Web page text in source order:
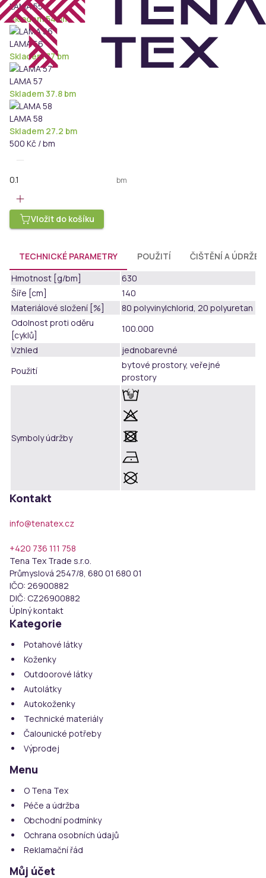
LAMA 55
Skladem 54 bm
LAMA 56
Skladem 77 bm
LAMA 57
Skladem 37.8 bm
LAMA 58
Skladem 27.2 bm
500 Kč / bm
bm
Vložit do košíku
TECHNICKÉ PARAMETRY POUŽITÍ
ČIŠTĚNÍ A ÚDRŽBA
Hmotnost [g/bm]
630
Šíře [cm]
140
Materiálové složení [%]
80 polyvinylchlorid, 20 polyuretan
Odolnost proti oděru
[cyklů]
100.000
Vzhled
jednobarevné
Použití
bytové prostory, veřejné
prostory
Symboly údržby
Kontakt
info@tenatex.cz
+420 736 111 758
Tena Tex Trade s.r.o.
Průmyslová 2547/8, 680 01 680 01
IČO: 26900882
DIČ: CZ26900882
Úplný kontakt
Kategorie
Potahové látky
Koženky
Outdoorové látky
Autolátky
Autokoženky
Technické materiály
Čalounické potřeby
Výprodej
Menu
O Tena Tex
Péče a údržba
Obchodní podmínky
Ochrana osobních údajů
Reklamační řád
Můj účet